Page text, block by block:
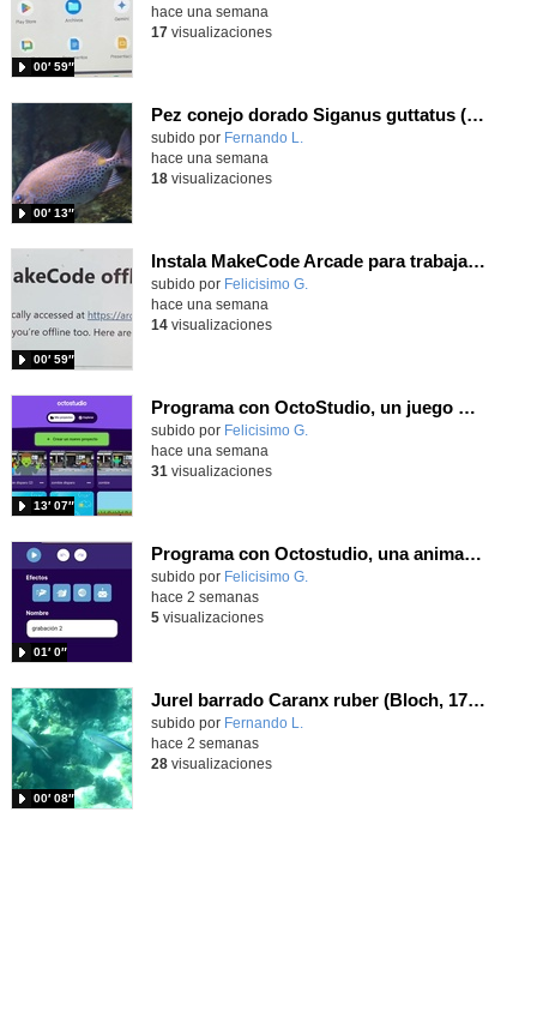
00′ 59″
hace una semana
17visualizaciones
Pez conejo dorado Siganus guttatus (Bloch, 1786)
Contenido educativo.
subido por Fernando L.
00′ 13″
hace una semana
18visualizaciones
Instala MakeCode Arcade para trabajar offline en tu tablet, ordenador, Chromebook
Contenido educativo.
subido por Felicisimo G.
00′ 59″
hace una semana
14visualizaciones
Programa con OctoStudio, un juego de disparos contra Zombies con un cargador basado en el House of the dead
Contenido educativo.
subido por Felicisimo G.
13′ 07″
hace una semana
31 visualizaciones
Programa con Octostudio, una animación utilizando la cámara para una foto y audio y texto para comunicar.
Contenido educativo.
subido por Felicisimo G.
01′ 0″
hace 2 semanas
5visualizaciones
Jurel barrado Caranx ruber (Bloch, 1793)
Contenido educativo.
subido por Fernando L.
00′ 08″
hace 2 semanas
28visualizaciones